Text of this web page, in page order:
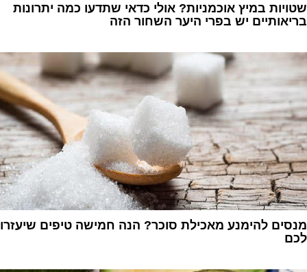
שטויות במיץ אוכמניות? אולי כדאי שתדעו כמה יתרונות
בריאותיים יש בפרי היער השחור הזה
מנסים להימנע מאכילת סוכר? הנה חמישה טיפים שיעזרו
לכם